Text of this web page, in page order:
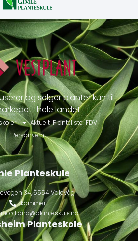
og selger planter kun til
i hele landet
Aktuelt Planteliste FDV
Personvern
Planteskule
34, 5554 Valevåg
kommer
Planteskole